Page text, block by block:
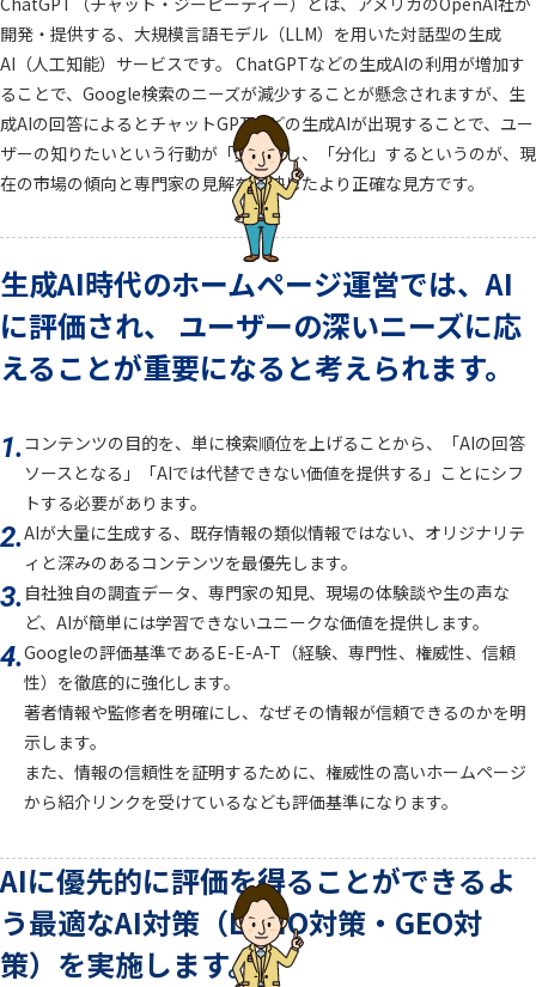
開発・提供する、大規模言語モデル（LLM）を用いた対話型の生成
AI（人工知能）サービスです。 ChatGPTなどの生成AIの利用が増加す
ることで、Google検索のニーズが減少することが懸念されますが、生
成AIの回答によるとチャットGPTなどの生成AIが出現することで、ユー
ザーの知りたいという行動が「変化」し、「分化」するというのが、現
在の市場の傾向と専門家の見解を反映したより正確な見方です。
生成AI時代のホームページ運営では、AI
に評価され、
ユーザーの深いニーズに応
えることが重要になると考えられます。
1.コンテンツの目的を、単に検索順位を上げることから、「AIの回答
ソースとなる」「AIでは代替できない価値を提供する」ことにシフ
トする必要があります。
2.AIが大量に生成する、既存情報の類似情報ではない、オリジナリテ
ィと深みのあるコンテンツを最優先します。
3. 自社独自の調査データ、専門家の知見、現場の体験談や生の声な
ど、AIが簡単には学習できないユニークな価値を提供します。
4.Googleの評価基準であるE-E-A-T（経験、専門性、権威性、信頼
性）を徹底的に強化します。
著者情報や監修者を明確にし、なぜその情報が信頼できるのかを明
示します。
また、情報の信頼性を証明するために、権威性の高いホームページ
から紹介リンクを受けているなども評価基準になります。
AIに優先的に評価を得ることができるよ
う最適なAI対策（LLMO対策・GEO対
策）を実施します。